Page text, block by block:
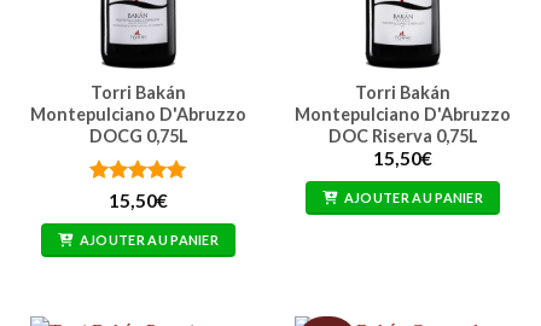
Torri Bakán
Montepulciano D'Abruzzo
DOCG 0,75L
Note5sur
15,50€
AJOUTER AU PANIER
Torri Bakán
Montepulciano D'Abruzzo
DOC Riserva 0,75L
15,50€
AJOUTER AU PANIER